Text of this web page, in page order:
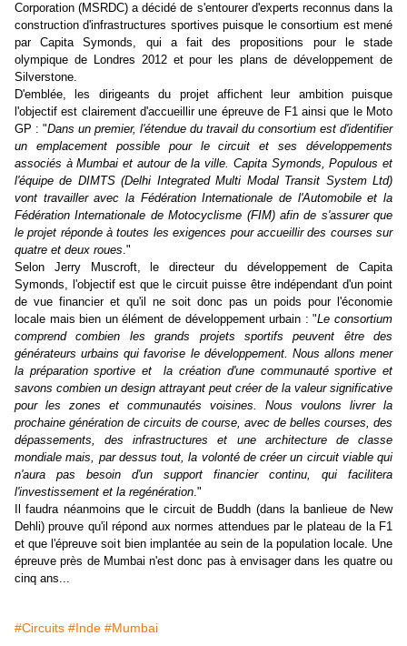
Corporation (MSRDC) a décidé de s'entourer d'experts reconnus dans la
construction d'infrastructures sportives puisque le consortium est mené
par Capita Symonds, qui a fait des propositions pour le stade
olympique de Londres 2012 et pour les plans de développement de
Silverstone.
D'emblée, les dirigeants du projet affichent leur ambition puisque
l'objectif est clairement d'accueillir une épreuve de F1 ainsi que le Moto
GP : "Dans un premier, l'étendue du travail du consortium est d'identifier
un emplacement possible pour le circuit et ses développements
associés à Mumbai et autour de la ville. Capita Symonds, Populous et
l'équipe de DIMTS (Delhi Integrated Multi Modal Transit System Ltd)
vont travailler avec la Fédération Internationale de l'Automobile et la
Fédération Internationale de Motocyclisme (FIM) afin de s'assurer que
le projet réponde à toutes les exigences pour accueillir des courses sur
quatre et deux roues."
Selon Jerry Muscroft, le directeur du développement de Capita
Symonds, l'objectif est que le circuit puisse être indépendant d'un point
de vue financier et qu'il ne soit donc pas un poids pour l'économie
locale mais bien un élément de développement urbain : "Le consortium
comprend combien les grands projets sportifs peuvent être des
générateurs urbains qui favorise le développement. Nous allons mener
la préparation sportive et la création d'une communauté sportive et
savons combien un design attrayant peut créer de la valeur significative
pour les zones et communautés voisines. Nous voulons livrer la
prochaine génération de circuits de course, avec de belles courses, des
dépassements, des infrastructures et une architecture de classe
mondiale mais, par dessus tout, la volonté de créer un circuit viable qui
n'aura pas besoin d'un support financier continu, qui facilitera
l'investissement et la regénération."
Il faudra néanmoins que le circuit de Buddh (dans la banlieue de New
Dehli) prouve qu'il répond aux normes attendues par le plateau de la F1
et que l'épreuve soit bien implantée au sein de la population locale. Une
épreuve près de Mumbai n'est donc pas à envisager dans les quatre ou
cinq ans...
#Circuits #Inde #Mumbai